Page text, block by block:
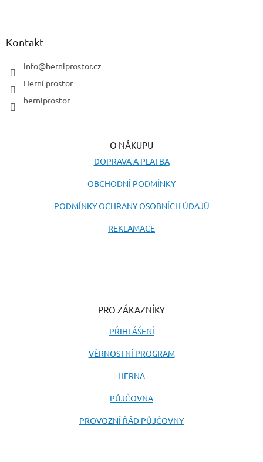
Kontakt
info@herniprostor.cz
Herní prostor
herniprostor
O NÁKUPU
DOPRAVA A PLATBA
OBCHODNÍ PODMÍNKY
PODMÍNKY OCHRANY OSOBNÍCH ÚDAJŮ
REKLAMACE
PRO ZÁKAZNÍKY
PŘIHLÁŠENÍ
VĚRNOSTNÍ PROGRAM
HERNA
PŮJČOVNA
PROVOZNÍ ŘÁD PŮJČOVNY